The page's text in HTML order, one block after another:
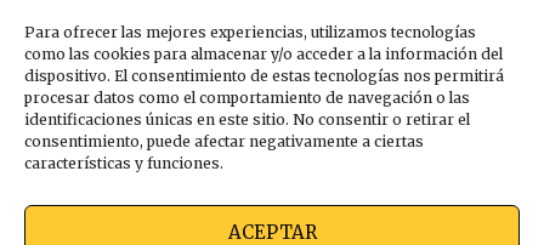
Para ofrecer las mejores experiencias, utilizamos tecnologías
como las cookies para almacenar y/o acceder a la información del
dispositivo. El consentimiento de estas tecnologías nos permitirá
procesar datos como el comportamiento de navegación o las
identificaciones únicas en este sitio. No consentir o retirar el
consentimiento, puede afectar negativamente a ciertas
características y funciones.
ACEPTAR
salud
Bilbao acogerá el mayor
congreso europeo de salud
pública en noviembre